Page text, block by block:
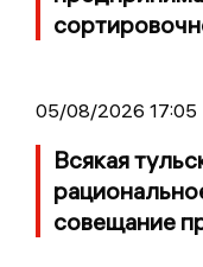
05/08/2026 17:05
Всякая
совещание